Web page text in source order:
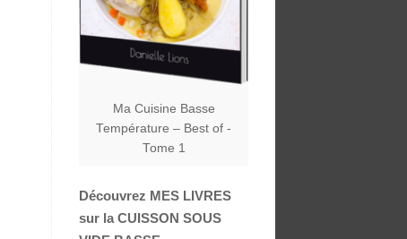
Ma Cuisine Basse
Température – Best of -
Tome 1
Découvrez MES LIVRES
sur la CUISSON SOUS